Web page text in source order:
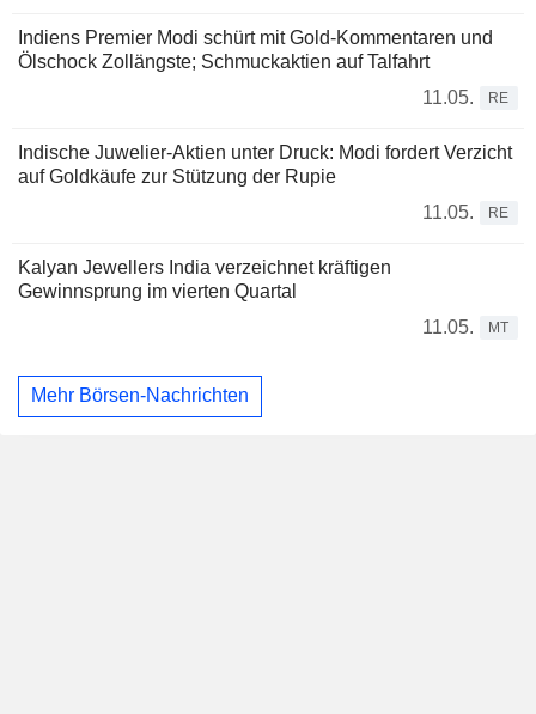
Indiens Premier Modi schürt mit Gold-Kommentaren und
Ölschock Zollängste; Schmuckaktien auf Talfahrt
11.05.
RE
Indische Juwelier-Aktien unter Druck: Modi fordert Verzicht
auf Goldkäufe zur Stützung der Rupie
11.05.
RE
Kalyan Jewellers India verzeichnet kräftigen
Gewinnsprung im vierten Quartal
11.05.
MT
Mehr Börsen-Nachrichten